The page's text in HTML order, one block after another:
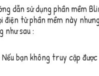
dẫn sử dụng phần mềm
điện từ phần mềm này
như sau :
bạn không truy cập